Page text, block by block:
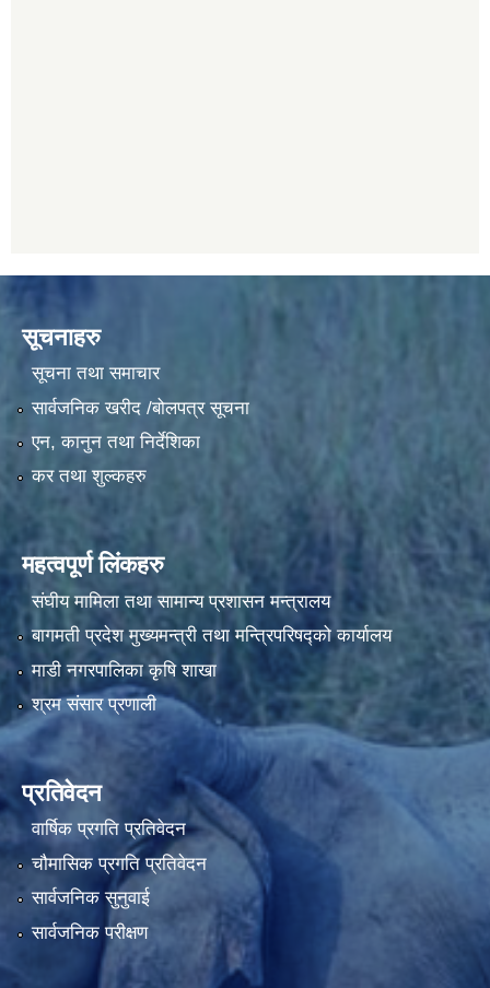
सूचनाहरु
सूचना तथा समाचार
सार्वजनिक खरीद /बोलपत्र सूचना
एन, कानुन तथा निर्देशिका
कर तथा शुल्कहरु
महत्वपूर्ण लिंकहरु
संघीय मामिला तथा सामान्य प्रशासन मन्त्रालय
बागमती प्रदेश मुख्यमन्त्री तथा मन्त्रिपरिषद्को कार्यालय
माडी नगरपालिका कृषि शाखा
श्रम संसार प्रणाली
प्रतिवेदन
वार्षिक प्रगति प्रतिवेदन
चौमासिक प्रगति प्रतिवेदन
सार्वजनिक सुनुवाई
सार्वजनिक परीक्षण